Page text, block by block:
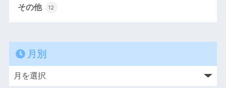
その他 12
月別